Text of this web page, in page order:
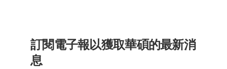
訂閱電子報以獲取華碩的最新消
息